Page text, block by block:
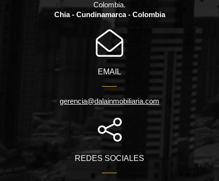
Colombia.
Chia - Cundinamarca - Colombia
EMAIL
gerencia@dalainmobiliaria.com
REDES SOCIALES